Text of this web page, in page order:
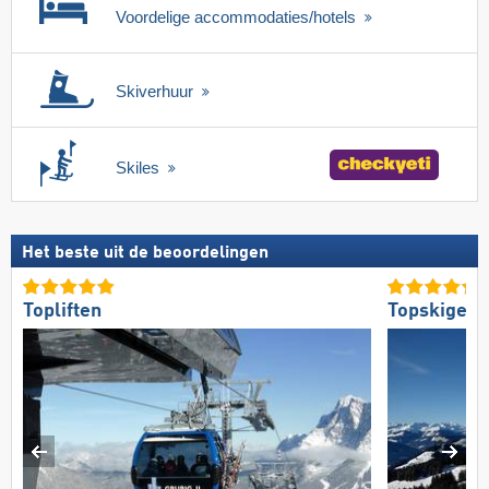
Voordelige accommodaties/hotels
Skiverhuur
Skiles
Het beste uit de beoordelingen
Topliften